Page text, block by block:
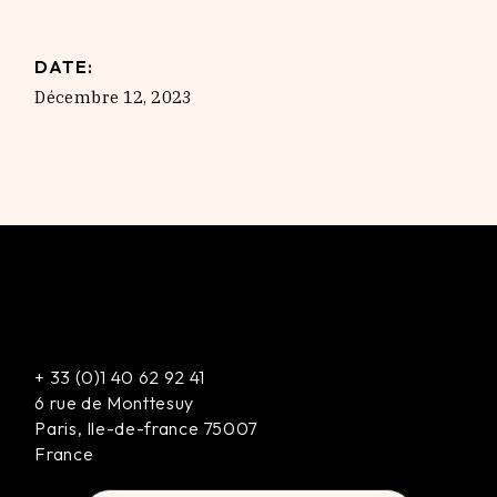
DATE:
Décembre 12, 2023
+ 33 (0)1 40 62 92 41
6 rue de Monttesuy
Paris, Ile-de-france 75007
France